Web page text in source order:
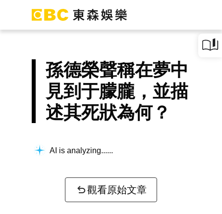
孫德榮聲稱在夢中
見到于朦朧，並描
述其死狀為何？
AI is analyzing...
觀看原始文章